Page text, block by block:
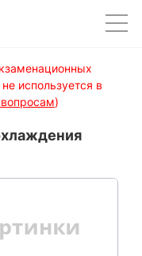
используется в
)